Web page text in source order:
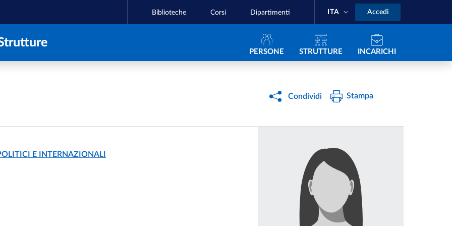
Biblioteche Corsi Dipartimenti ITA Accedi
Navigazione principale
PERSONE STRUTTURE INCARICHI
Condividi Stampa
E INTERNAZIONALI